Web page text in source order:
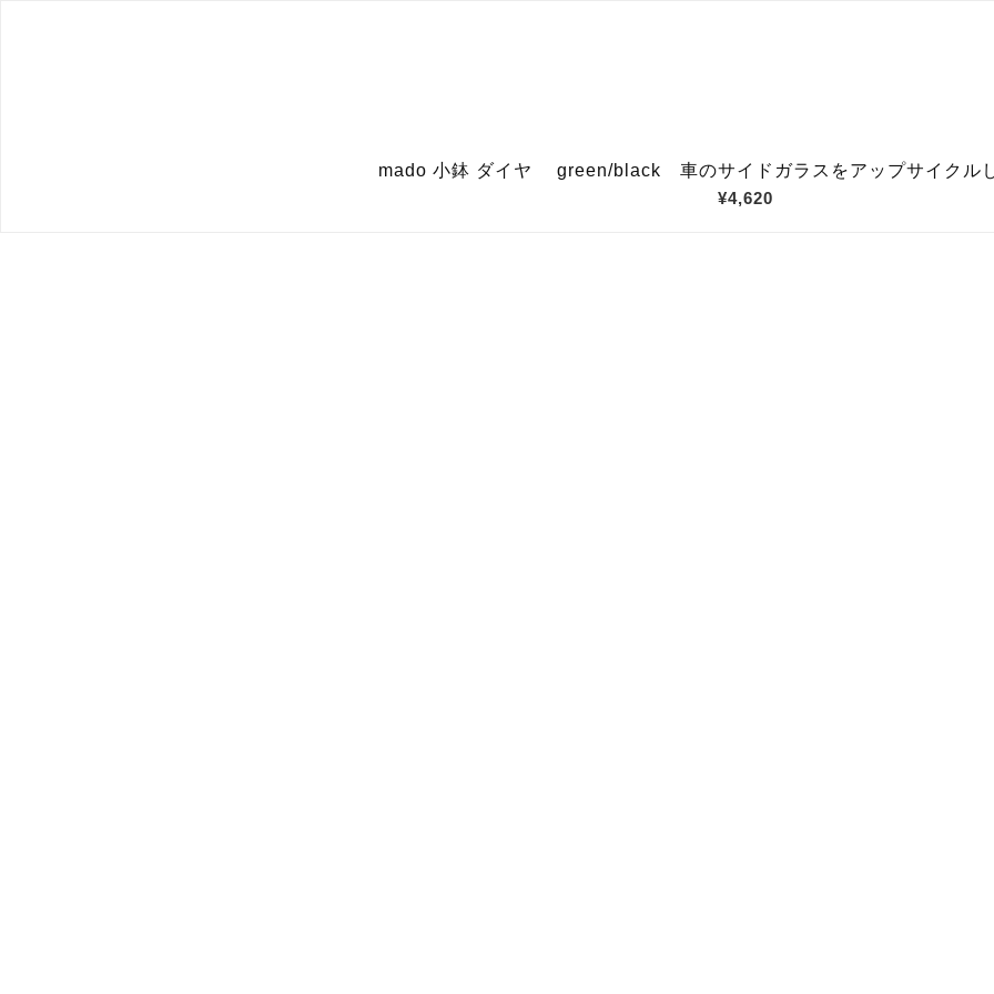
mado 小鉢 ダイヤ green/black 車のサイドガラスをアップサイクル
¥4,620